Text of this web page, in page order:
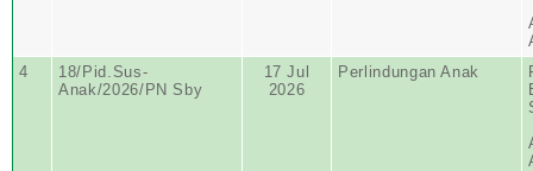
4
18/Pid.Sus-
Anak/2026/PN Sby
17 Jul
2026
Perlindungan Anak